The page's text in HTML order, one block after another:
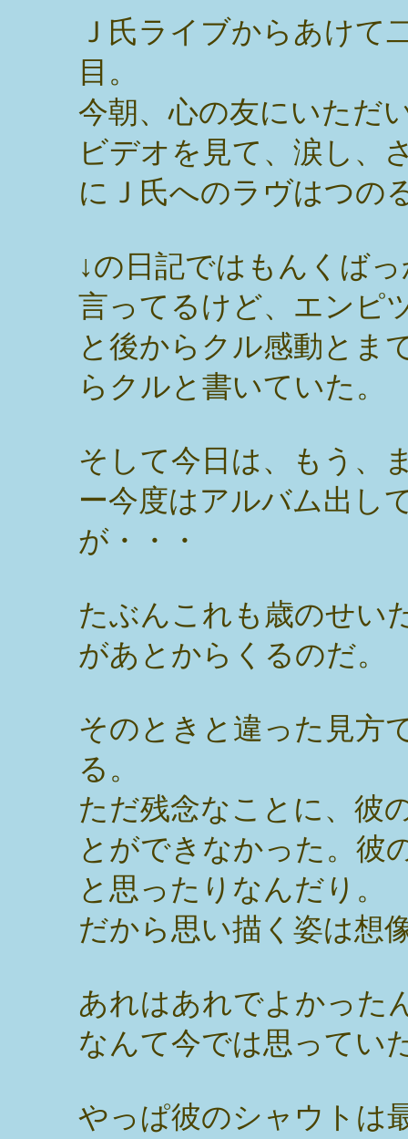
Ｊ氏ライブからあけて
目。
今朝、心の友にいただ
ビデオを見て、涙し、
にＪ氏へのラヴはつの
↓の日記ではもんくば
言ってるけど、エンピ
と後からクル感動とま
らクルと書いていた。
そして今日は、もう、
ー今度はアルバム出し
が・・・
たぶんこれも歳のせい
があとからくるのだ。
そのときと違った見方
る。
ただ残念なことに、彼
とができなかった。彼
と思ったりなんだり。
だから思い描く姿は想
あれはあれでよかった
なんて今では思ってい
やっぱ彼のシャウトは